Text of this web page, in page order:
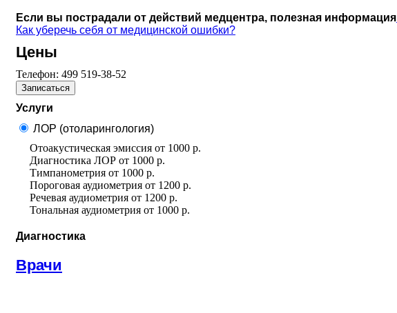
Если вы пострадали от действий медцентра, полезная информация
Как уберечь себя от медицинской ошибки?
Цены
Телефон: 499 519-38-52
Записаться
Услуги
ЛОР (отоларингология)
Отоакустическая эмиссия от 1000 р.
Диагностика ЛОР от 1000 р.
Тимпанометрия от 1000 р.
Пороговая аудиометрия от 1200 р.
Речевая аудиометрия от 1200 р.
Тональная аудиометрия от 1000 р.
Диагностика
Врачи